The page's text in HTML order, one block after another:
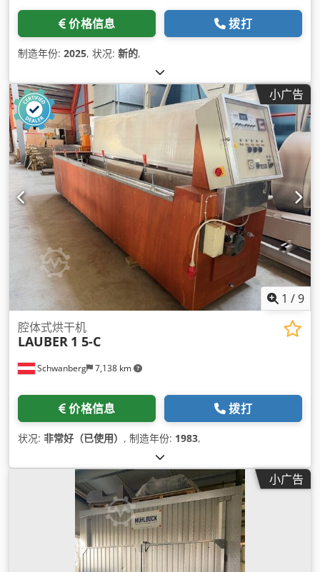
价格信息 拨打
制造年份: 2025, 状况: 新的,
小广告
1 /9
Schwanberg 7,138 km
腔体式烘干机
LAUBER 1 5-C
价格信息 拨打
状况: 非常好（已使用） , 制造年份: 1983,
小广告